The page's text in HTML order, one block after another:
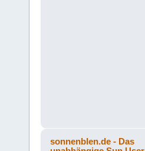
sonnenblen.de - Das